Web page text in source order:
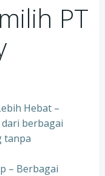
PT
Hebat –
dari berbagai
tanpa
– Berbagai